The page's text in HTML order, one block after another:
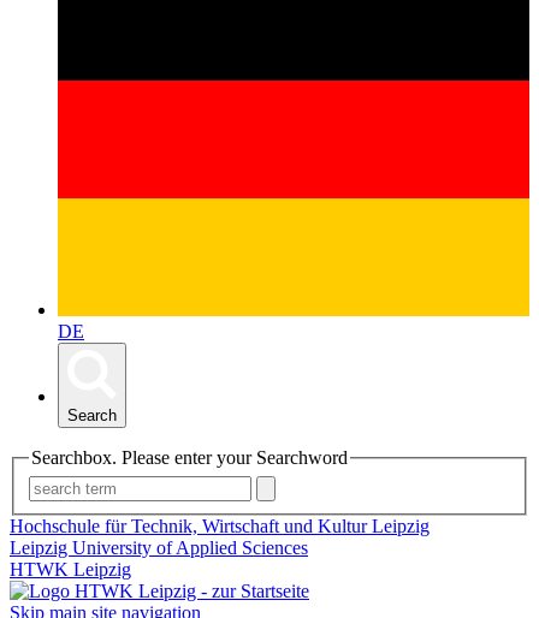
DE
Search
Searchbox. Please enter your Searchword
Hochschule für Technik, Wirtschaft und Kultur Leipzig
Leipzig University of Applied Sciences
HTWK Leipzig
Skip main site navigation